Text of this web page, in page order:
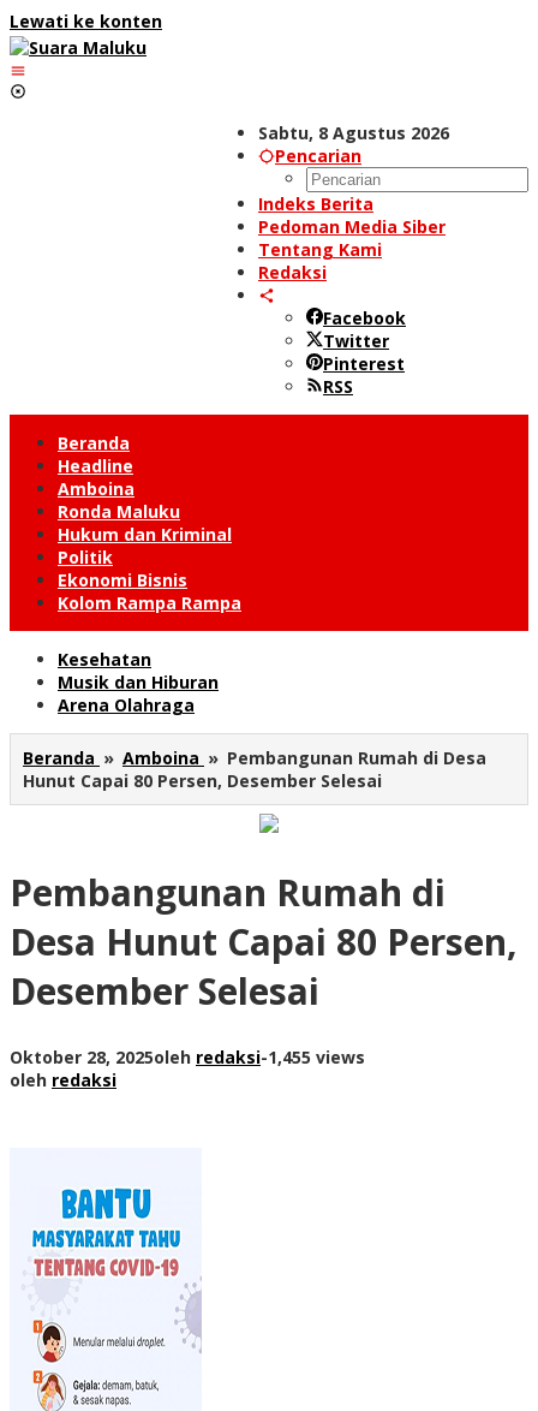
Lewati ke konten
Sabtu, 8 Agustus 2026
Pencarian
Indeks Berita
Pedoman Media Siber
Tentang Kami
Redaksi
Facebook
Twitter
Pinterest
RSS
Beranda
Headline
Amboina
Ronda Maluku
Hukum dan Kriminal
Politik
Ekonomi Bisnis
Kolom Rampa Rampa
Kesehatan
Musik dan Hiburan
Arena Olahraga
Beranda » Amboina » Pembangunan Rumah di Desa
Hunut Capai 80 Persen, Desember Selesai
Pembangunan Rumah di
Desa Hunut Capai 80 Persen,
Desember Selesai
Oktober 28, 2025oleh redaksi-1,455 views
oleh redaksi